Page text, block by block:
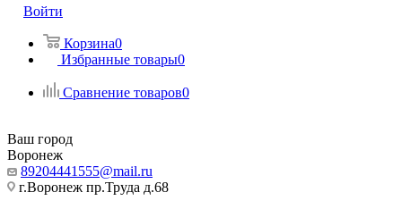
Войти
Корзина0
Избранные товары0
Сравнение товаров0
Ваш город
Воронеж
89204441555@mail.ru
г.Воронеж пр.Труда д.68